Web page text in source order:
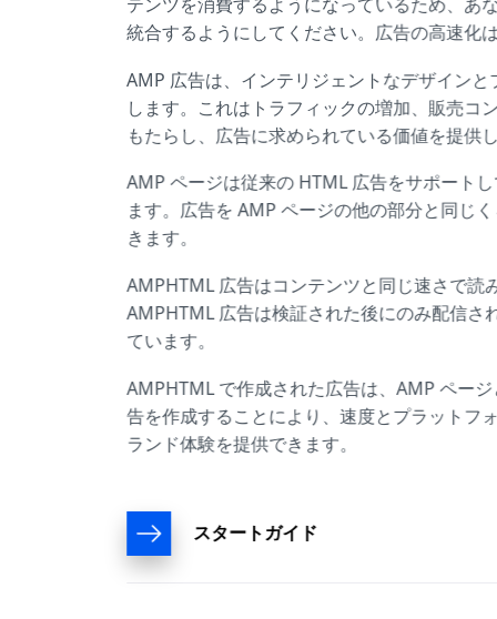
統合するようにしてください。広告の高速化
AMP 広告は、インテリジェントなデザイン
します。これはトラフィックの増加、販売コ
もたらし、広告に求められている価値を提供
AMP ページは従来の HTML 広告をサポート
ます。広告を AMP ページの他の部分と同じ
きます。
AMPHTML 広告はコンテンツと同じ速さで
AMPHTML 広告は検証された後にのみ配信
ています。
AMPHTML で作成された広告は、AMP ペー
告を作成することにより、速度とプラットフ
ランド体験を提供できます。
スタートガイド